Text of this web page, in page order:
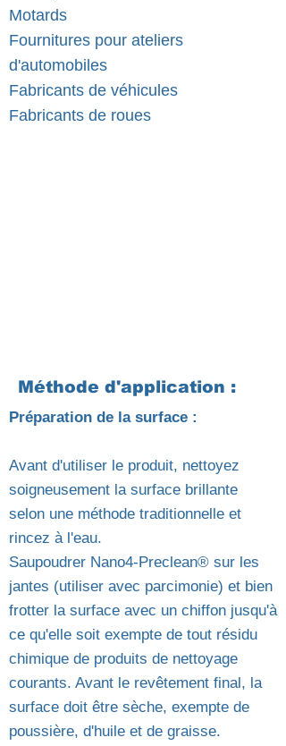
Motards
Fournitures pour ateliers
d'automobiles
Fabricants de véhicules
Fabricants de roues
Méthode d'application :
Préparation de la surface :
Avant d'utiliser le produit, nettoyez
soigneusement la surface brillante
selon une méthode traditionnelle et
rincez à l'eau.
Saupoudrer Nano4-Preclean® sur les
jantes (utiliser avec parcimonie) et bien
frotter la surface avec un chiffon jusqu'à
ce qu'elle soit exempte de tout résidu
chimique de produits de nettoyage
courants. Avant le revêtement final, la
surface doit être sèche, exempte de
poussière, d'huile et de graisse.